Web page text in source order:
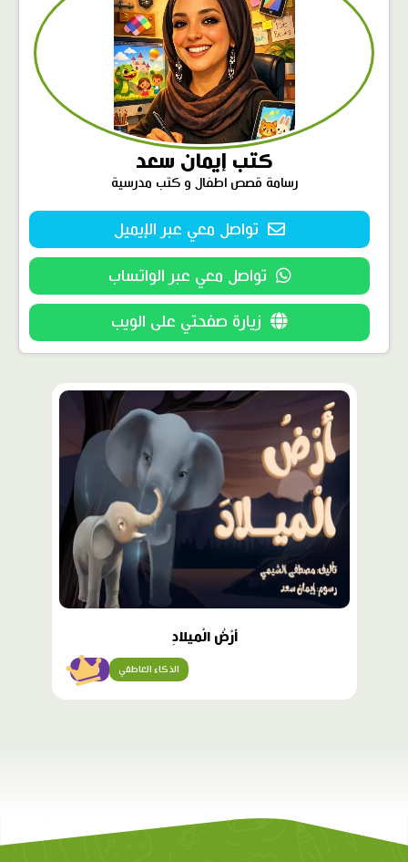
كتب إيمان سعد
رسامة قصص اطفال و كتب مدرسية
تواصل معي عبر الإيميل
تواصل معي عبر الواتساب
زيارة صفحتي على الويب
محتوى
مميّز
أَرْضُ الْميلادِ
متقن الذكاء العاطفي